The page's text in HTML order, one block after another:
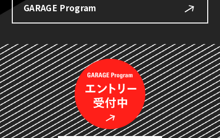
GARAGE Program